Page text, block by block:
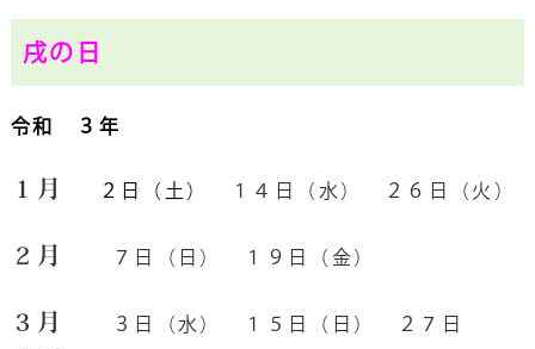
戌の日
令和 ３年
１月 ２日（土） １４日（水） ２６日（火）
２月 ７日 （日） １９日（金）
３月 ３日 （水） １５日
（日） ２７日